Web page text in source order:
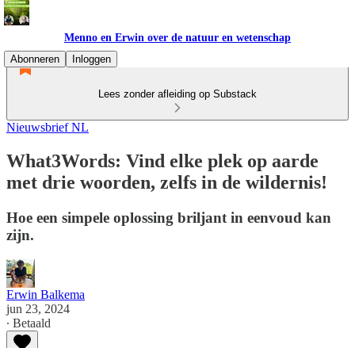
Menno en Erwin over de natuur en wetenschap
Abonneren
Inloggen
Lees zonder afleiding op Substack
Nieuwsbrief NL
What3Words: Vind elke plek op aarde
met drie woorden, zelfs in de wildernis!
Hoe een simpele oplossing briljant in eenvoud kan
zijn.
Erwin Balkema
jun 23, 2024
∙ Betaald